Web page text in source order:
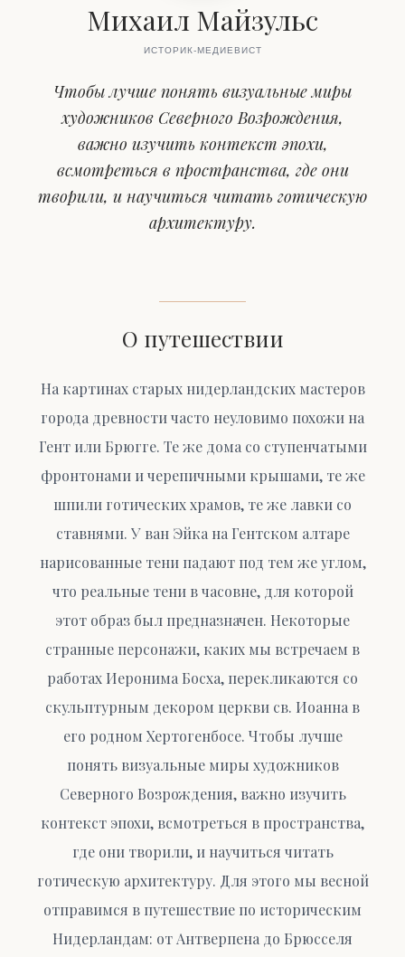
Михаил Майзульс
ИСТОРИК-МЕДИЕВИСТ
Чтобы лучше понять визуальные миры
художников Северного Возрождения,
важно изучить контекст эпохи,
всмотреться в пространства, где они
творили, и научиться читать готическую
архитектуру.
О путешествии
На картинах старых нидерландских мастеров
города древности часто неуловимо похожи на
Гент или Брюгге. Те же дома со ступенчатыми
фронтонами и черепичными крышами, те же
шпили готических храмов, те же лавки со
ставнями. У ван Эйка на Гентском алтаре
нарисованные тени падают под тем же углом,
что реальные тени в часовне, для которой
этот образ был предназначен. Некоторые
странные персонажи, каких мы встречаем в
работах Иеронима Босха, перекликаются со
скульптурным декором церкви св. Иоанна в
его родном Хертогенбосе. Чтобы лучше
понять визуальные миры художников
Северного Возрождения, важно изучить
контекст эпохи, всмотреться в пространства,
где они творили, и научиться читать
готическую архитектуру. Для этого мы весной
отправимся в путешествие по историческим
Нидерландам: от Антверпена до Брюсселя